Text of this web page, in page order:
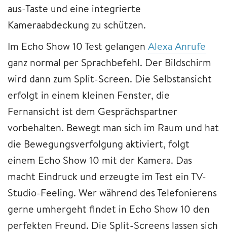
aus-Taste und eine integrierte
Kameraabdeckung zu schützen.
Im Echo Show 10 Test gelangen Alexa Anrufe
ganz normal per Sprachbefehl. Der Bildschirm
wird dann zum Split-Screen. Die Selbstansicht
erfolgt in einem kleinen Fenster, die
Fernansicht ist dem Gesprächspartner
vorbehalten. Bewegt man sich im Raum und hat
die Bewegungsverfolgung aktiviert, folgt
einem Echo Show 10 mit der Kamera. Das
macht Eindruck und erzeugte im Test ein TV-
Studio-Feeling. Wer während des Telefonierens
gerne umhergeht findet in Echo Show 10 den
perfekten Freund. Die Split-Screens lassen sich